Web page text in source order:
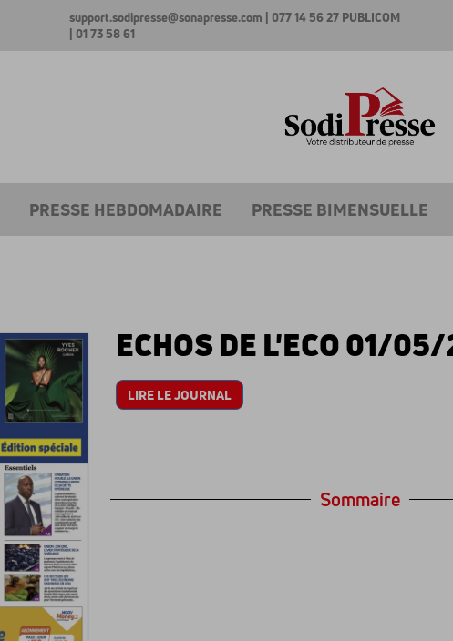
support.sodipresse@sonapresse.com | 077 14 56 27
| 01 73 58 61
PUBLICOM
PRESSE HEBDOMADAIRE PRESSE BIMENSUELLE
ECHOS DE L'ECO 01/
LIRE LE JOURNAL
Sommaire